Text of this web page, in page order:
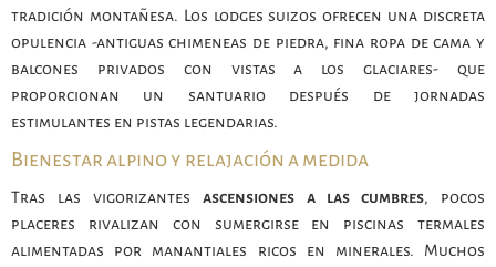
tradición montañesa. Los lodges suizos ofrecen una discreta
opulencia -antiguas chimeneas de piedra, fina ropa de cama y
balcones privados con vistas a los glaciares- que
proporcionan un santuario después de jornadas
estimulantes en pistas legendarias.
Bienestar alpino y relajación a medida
Tras las vigorizantesascensiones a las cumbres, pocos
placeres rivalizan con sumergirse en piscinas termales
alimentadas por manantiales ricos en minerales. Muchos